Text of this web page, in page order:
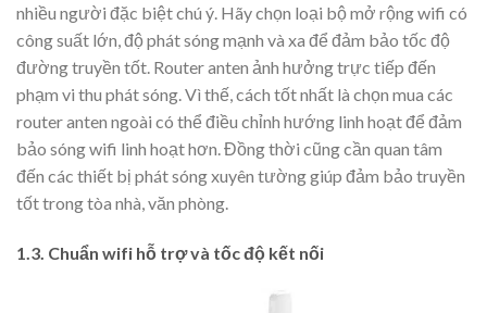
nhiều người đặc biệt chú ý. Hãy chọn loại bộ mở rộng wifi có
công suất lớn, độ phát sóng mạnh và xa để đảm bảo tốc độ
đường truyền tốt. Router anten ảnh hưởng trực tiếp đến
phạm vi thu phát sóng. Vì thế, cách tốt nhất là chọn mua các
router anten ngoài có thể điều chỉnh hướng linh hoạt để đảm
bảo sóng wifi linh hoạt hơn. Đồng thời cũng cần quan tâm
đến các thiết bị phát sóng xuyên tường giúp đảm bảo truyền
tốt trong tòa nhà, văn phòng.
1.3. Chuẩn wifi hỗ trợ và tốc độ kết nối